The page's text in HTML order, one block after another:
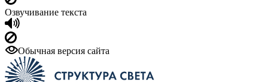
Озвучивание текста
Обычная версия сайта